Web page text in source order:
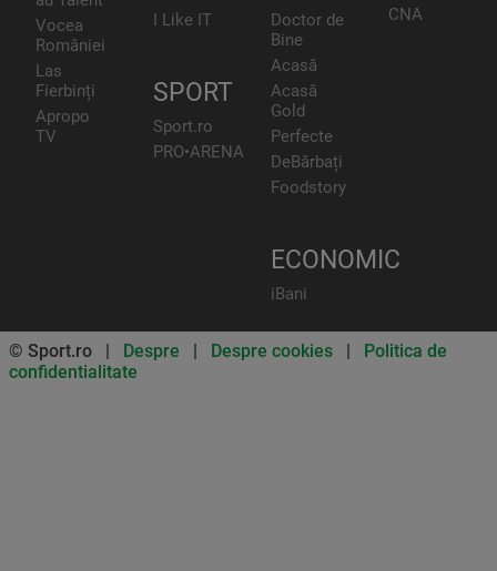
Vocea
României
Las
Fierbinți
Apropo
TV
I Like IT
SPORT
Sport.ro
PRO•ARENA
Doctor de
Bine
Acasă
Acasă
Gold
Perfecte
DeBărbați
Foodstory
ECONOMIC
iBani
CNA
© Sport.ro | Despre | Despre cookies | Politica de
confidentialitate